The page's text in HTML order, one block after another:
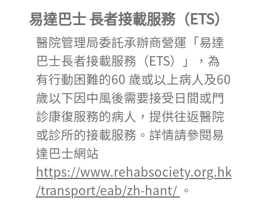
易達巴士 長者接載服務（ETS）
醫院管理局委託承辦商營運「易達
巴士長者接載服務（ETS）」，為
有行動困難的60 歲或以上病人及60
歲以下因中風後需要接受日間或門
診康復服務的病人，提供往返醫院
或診所的接載服務。詳情請參閱易
達巴士網站
https://www.rehabsociety.org.hk
/transport/eab/zh-hant/ 。